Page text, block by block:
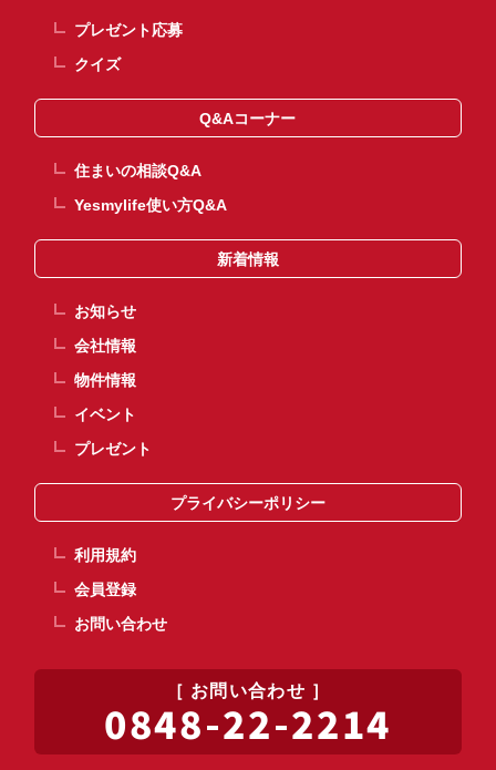
お問い合わせ
0848-22-2214
プレゼント応募
クイズ
Q&Aコーナー
住まいの相談Q&A
Yesmylife使い方Q&A
新着情報
お知らせ
会社情報
物件情報
イベント
プレゼント
プライバシーポリシー
利用規約
会員登録
お問い合わせ